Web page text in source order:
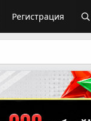
Регистрация